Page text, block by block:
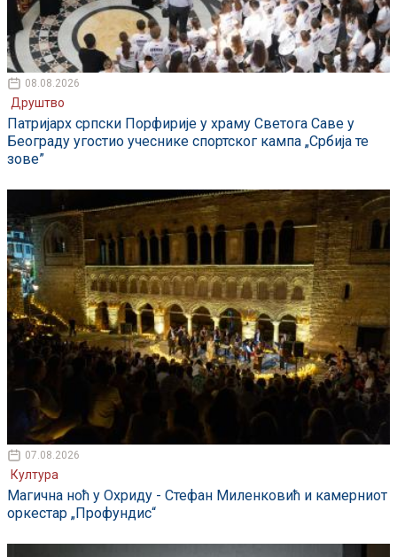
08.08.2026
Друштво
Патријарх српски Порфирије у храму Светога Саве у
Београду угостио учеснике спортског кампа „Србија те
зове”
07.08.2026
Култура
Магична ноћ у Охриду - Стефан Миленковић и камерниот
оркестар „Профундис“